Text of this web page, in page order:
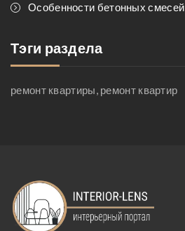
Особенности бетонных смесей
Тэги раздела
ремонт квартиры, ремонт квартир